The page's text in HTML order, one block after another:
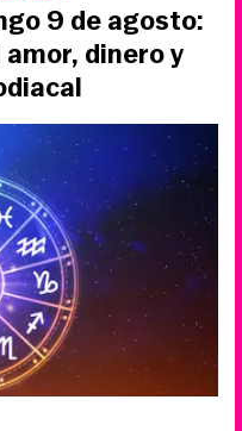
9 de agosto:
dinero y